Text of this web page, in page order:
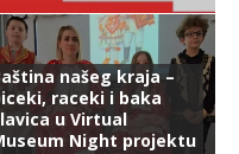
našeg kraja –
raceki i baka
u Virtual
Night projektu